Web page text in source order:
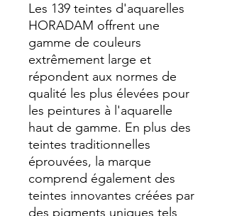
Les 139 teintes d'aquarelles
HORADAM offrent une
gamme de couleurs
extrêmement large et
répondent aux normes de
qualité les plus élevées pour
les peintures à l'aquarelle
haut de gamme. En plus des
teintes traditionnelles
éprouvées, la marque
comprend également des
teintes innovantes créées par
des pigments uniques tels